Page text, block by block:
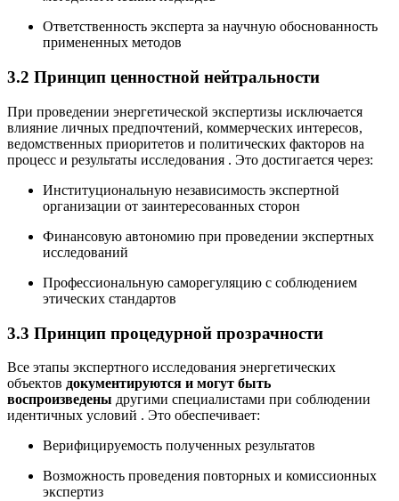
Ответственность эксперта за научную обоснованность
примененных методов
3.2 Принцип ценностной нейтральности
При проведении энергетической экспертизы исключается
влияние личных предпочтений, коммерческих интересов,
ведомственных приоритетов и политических факторов на
процесс и результаты исследования . Это достигается через:
Институциональную независимость экспертной
организации от заинтересованных сторон
Финансовую автономию при проведении экспертных
исследований
Профессиональную саморегуляцию с соблюдением
этических стандартов
3.3 Принцип процедурной прозрачности
Все этапы экспертного исследования энергетических
объектов документируются и могут быть
воспроизведены другими специалистами при соблюдении
идентичных условий . Это обеспечивает:
Верифицируемость полученных результатов
Возможность проведения повторных и комиссионных
экспертиз